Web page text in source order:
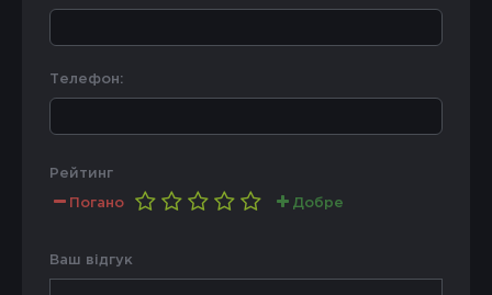
Телефон:
Рейтинг
Погано Добре
Ваш відгук